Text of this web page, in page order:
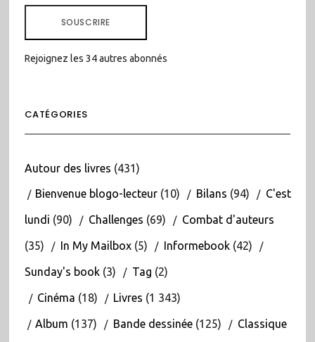
SOUSCRIRE
Rejoignez les 34 autres abonnés
CATÉGORIES
Autour des livres (431)
Bienvenue blogo-lecteur(10) Bilans (94) C'est
lundi (90) Challenges (69) Combat d'auteurs
(35) In My Mailbox(5) Informebook(42)
Sunday's book(3) Tag (2)
Cinéma (18) Livres (1 343)
Album (137) Bande dessinée(125) Classique